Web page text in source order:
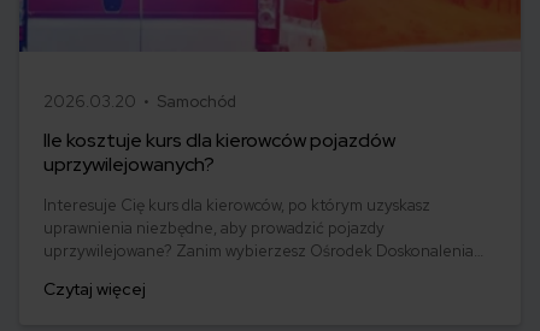
2026.03.20 • Samochód
Ile kosztuje kurs dla kierowców pojazdów
uprzywilejowanych?
Interesuje Cię kurs dla kierowców, po którym uzyskasz
uprawnienia niezbędne, aby prowadzić pojazdy
uprzywilejowane? Zanim wybierzesz Ośrodek Doskonalenia
uprawnień, jak wygląda sam kurs oraz końcowy egzamin.
Czytaj więcej